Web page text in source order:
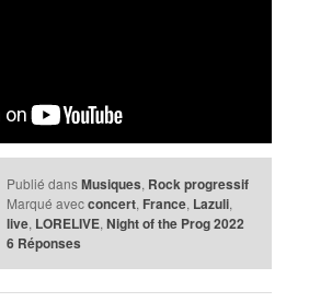
Publié dans Musiques, Rock progressif
Marqué avec concert, France, Lazuli,
live, LORELIVE, Night of the Prog 2022
6Réponses